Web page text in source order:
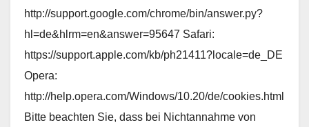
http://support.google.com/chrome/bin/answer.py?
hl=de&hlrm=en&answer=95647 Safari:
https://support.apple.com/kb/ph21411?locale=de_DE
Opera:
http://help.opera.com/Windows/10.20/de/cookies.html
Bitte beachten Sie, dass bei Nichtannahme von